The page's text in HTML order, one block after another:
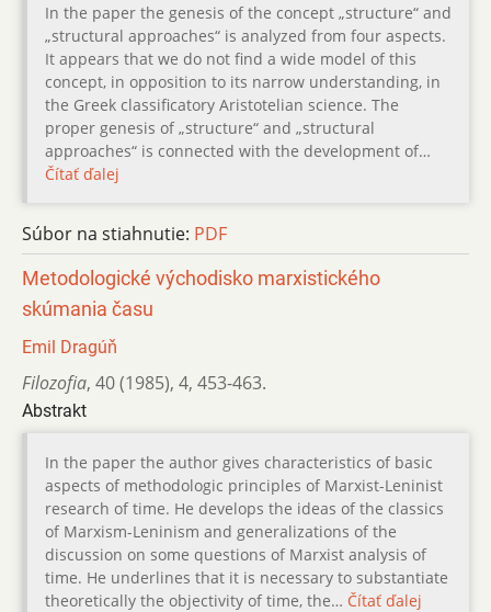
In the paper the genesis of the concept „structure“ and
„structural approaches“ is analyzed from four aspects.
It appears that we do not find a wide model of this
concept, in opposition to its narrow understanding, in
the Greek classificatory Aristotelian science. The
proper genesis of „structure“ and „structural
approaches“ is connected with the development of…
Čítať ďalej
Súbor na stiahnutie: PDF
Metodologické východisko marxistického
skúmania času
Emil Dragúň
Filozofia, 40 (1985), 4, 453-463.
Abstrakt
In the paper the author gives characteristics of basic
aspects of methodologic principles of Marxist-Leninist
research of time. He develops the ideas of the classics
of Marxism-Leninism and generalizations of the
discussion on some questions of Marxist analysis of
time. He underlines that it is necessary to substantiate
theoretically the objectivity of time, the… Čítať ďalej